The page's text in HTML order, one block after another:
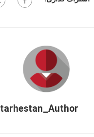
tarhestan_Author